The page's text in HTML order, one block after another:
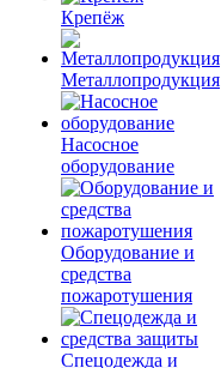
Крепёж
Металлопродукция
Насосное
оборудование
Оборудование и
средства
пожаротушения
Спецодежда и